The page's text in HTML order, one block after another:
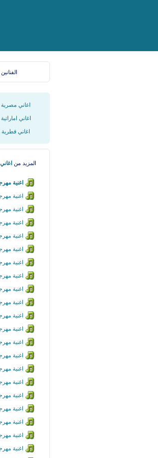
اغاني مصرية
اغاني اماراتية
اغاني قطرية
المزيد من
اغنية
اغنية
اغنية
اغنية
اغنية
اغنية
اغنية
اغنية
اغنية
اغنية
اغنية
اغنية
اغنية
اغنية
اغنية
اغنية
اغنية
اغنية
اغنية
اغنية
اغنية